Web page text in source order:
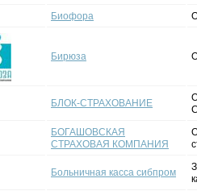
Биофора
Бирюза
БЛОК-СТРАХОВАНИЕ
БОГАШОВСКАЯ
СТРАХОВАЯ КОМПАНИЯ
Больничная касса сибпром